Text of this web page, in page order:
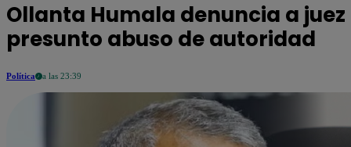
Ollanta Humala denuncia a
presunto abuso de autoridad
Política a las 23:39